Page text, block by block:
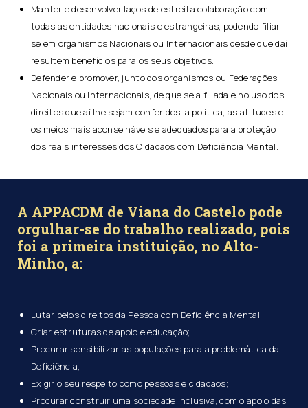
Manter e desenvolver laços de estreita colaboração com
todas as entidades nacionais e estrangeiras, podendo filiar-
se em organismos Nacionais ou Internacionais desde que daí
resultem benefícios para os seus objetivos.
Defender e promover, junto dos organismos ou Federações
Nacionais ou Internacionais, de que seja filiada e no uso dos
direitos que aí lhe sejam conferidos, a política, as atitudes e
os meios mais aconselháveis e adequados para a proteção
dos reais interesses dos Cidadãos com Deficiência Mental.
A APPACDM de Viana do Castelo pode
orgulhar-se do trabalho realizado, pois
foi a primeira instituição, no Alto-
Minho, a:
Lutar pelos direitos da Pessoa com Deficiência Mental;
Criar estruturas de apoio e educação;
Procurar sensibilizar as populações para a problemática da
Deficiência;
Exigir o seu respeito como pessoas e cidadãos;
Procurar construir uma sociedade inclusiva, com o apoio das